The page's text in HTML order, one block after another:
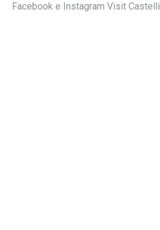
Facebook e Instagram Visit Castelli